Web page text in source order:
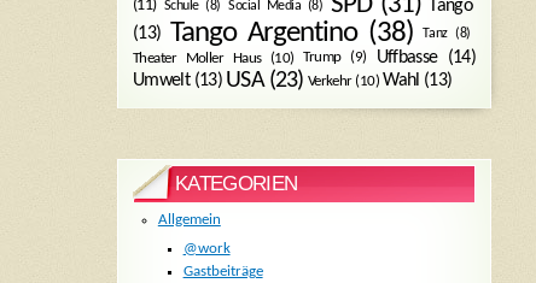
(11) Schule(8) Social Media (8) SPD(31) Tango
(13)
Tango Argentino(38) Tanz(8)
Theater Moller Haus(10) Trump(9) Uffbasse(14)
Umwelt(13) USA(23) Verkehr(10) Wahl (13)
KATEGORIEN
Allgemein
@work
Gastbeiträge